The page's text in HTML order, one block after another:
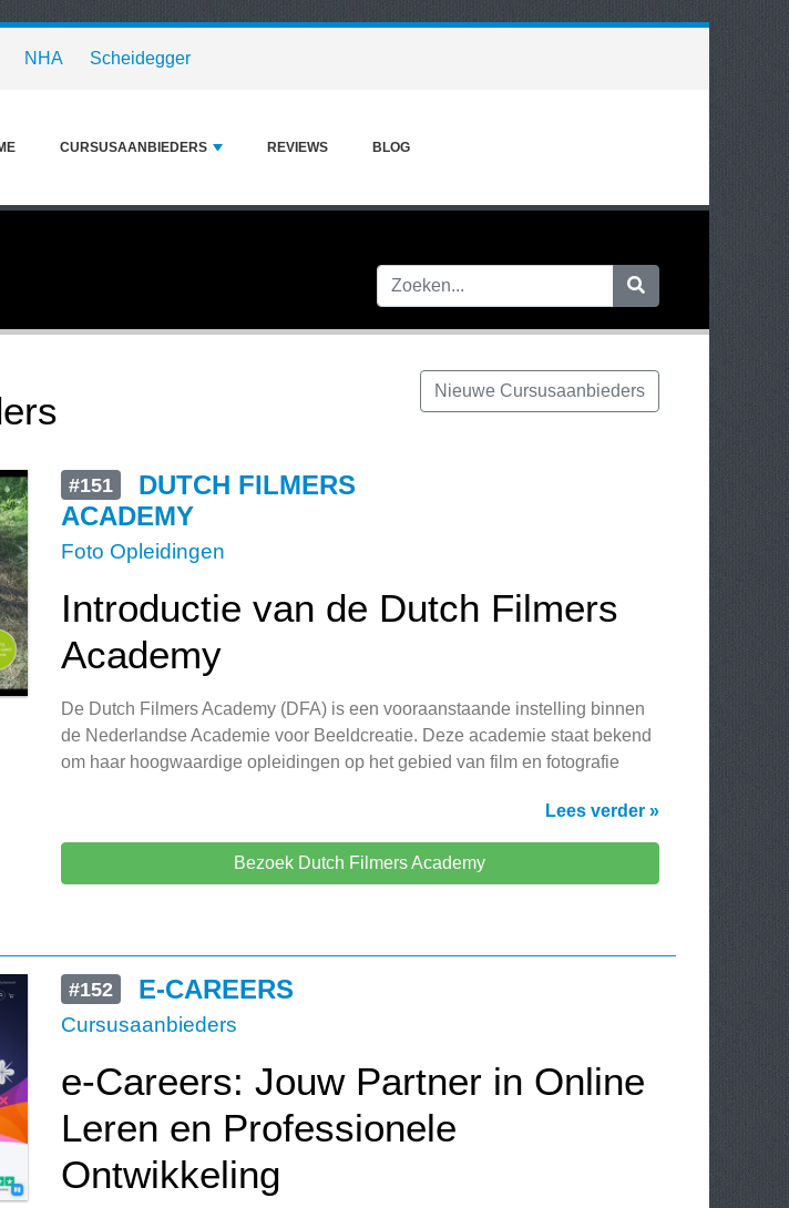
NHA Scheidegger
CURSUSAANBIEDERS REVIEWS BLOG
Nieuwe Cursusaanbieders
#151
DUTCH FILMERS
ACADEMY
Foto Opleidingen
Introductie van de Dutch Filmers
Academy
De Dutch Filmers Academy (DFA) is een vooraanstaande instelling binnen
de Nederlandse Academie voor Beeldcreatie. Deze academie staat bekend
om haar hoogwaardige opleidingen op het gebied van film en fotografie
Lees verder »
Bezoek Dutch Filmers Academy
#152 E-CAREERS
Cursusaanbieders
e-Careers: Jouw Partner in Online
Leren en Professionele
Ontwikkeling